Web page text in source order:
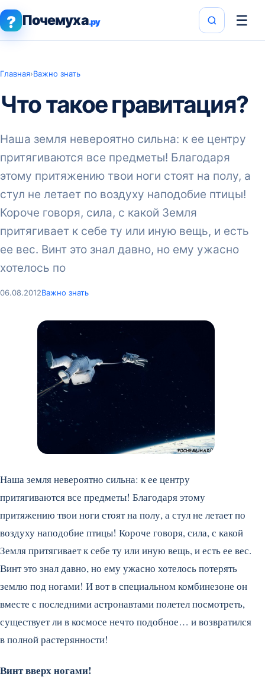
? Почемуха.ру ☰
Главная›Важно знать
Что такое гравитация?
Наша земля невероятно сильна: к ее центру
притягиваются все предметы! Благодаря
этому притяжению твои ноги стоят на полу, а
стул не летает по воздуху наподобие птицы!
Короче говоря, сила, с какой Земля
притягивает к себе ту или иную вещь, и есть
ее вес. Винт это знал давно, но ему ужасно
хотелось по
06.08.2012Важно знать
Наша земля невероятно сильна: к ее центру
притягиваются все предметы! Благодаря этому
притяжению твои ноги стоят на полу, а стул не летает по
воздуху наподобие птицы! Короче говоря, сила, с какой
Земля притягивает к себе ту или иную вещь, и есть ее вес.
Винт это знал давно, но ему ужасно хотелось потерять
землю под ногами! И вот в специальном комбинезоне он
вместе с последними астронавтами полетел посмотреть,
существует ли в космосе нечто подобное… и возвратился
в полной растерянности!
Винт вверх ногами!